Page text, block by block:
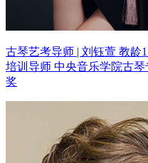
古琴艺考导师 | 刘钰萱 教龄
培训导师 中央音乐学院古
奖